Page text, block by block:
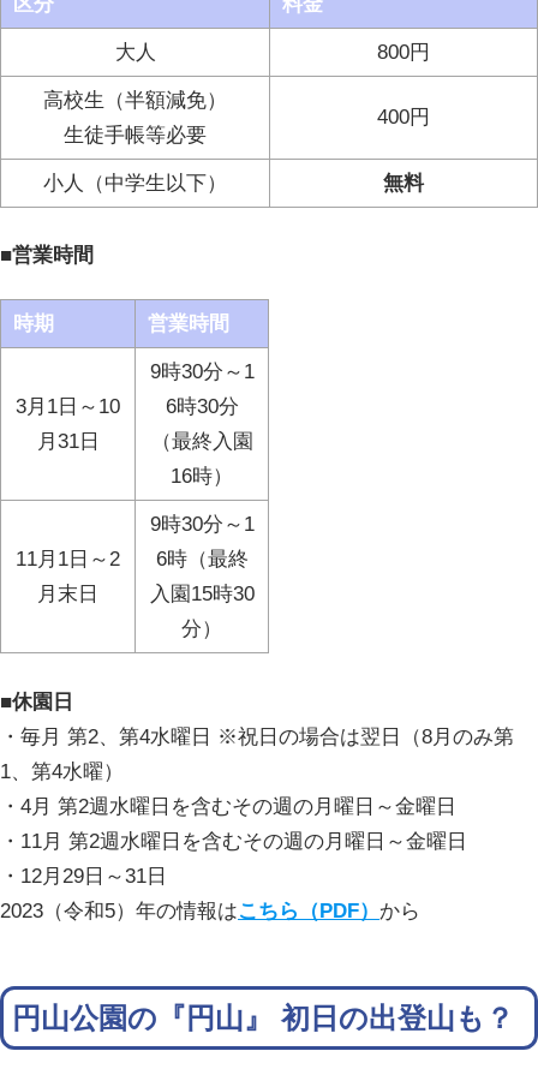
大人 800円
高校生（半額減免）
生徒手帳等必要
400円
小人（中学生以下） 無料
■営業時間
時期 営業時間
3月1日～10
月31日
9時30分～1
6時30分
（最終入園
16時）
11月1日～2
月末日
9時30分～1
6時（最終
入園15時30
分）
■休園日
・毎月 第2、第4水曜日 ※祝日の場合は翌日（8月のみ第
1、第4水曜）
・4月 第2週水曜日を含むその週の月曜日～金曜日
・11月 第2週水曜日を含むその週の月曜日～金曜日
・12月29日～31日
2023（令和5）年の情報はこちら（PDF） から
円山公園の『円山』 初日の出登山も？